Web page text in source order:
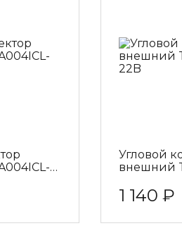
Угловой
внешний
1 140 ₽